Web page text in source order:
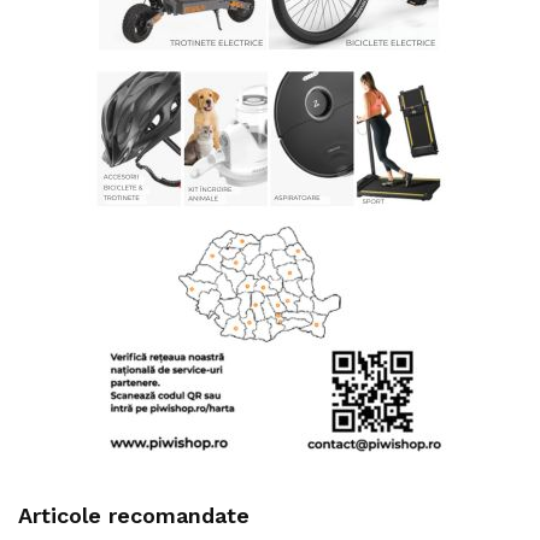
Articole recomandate